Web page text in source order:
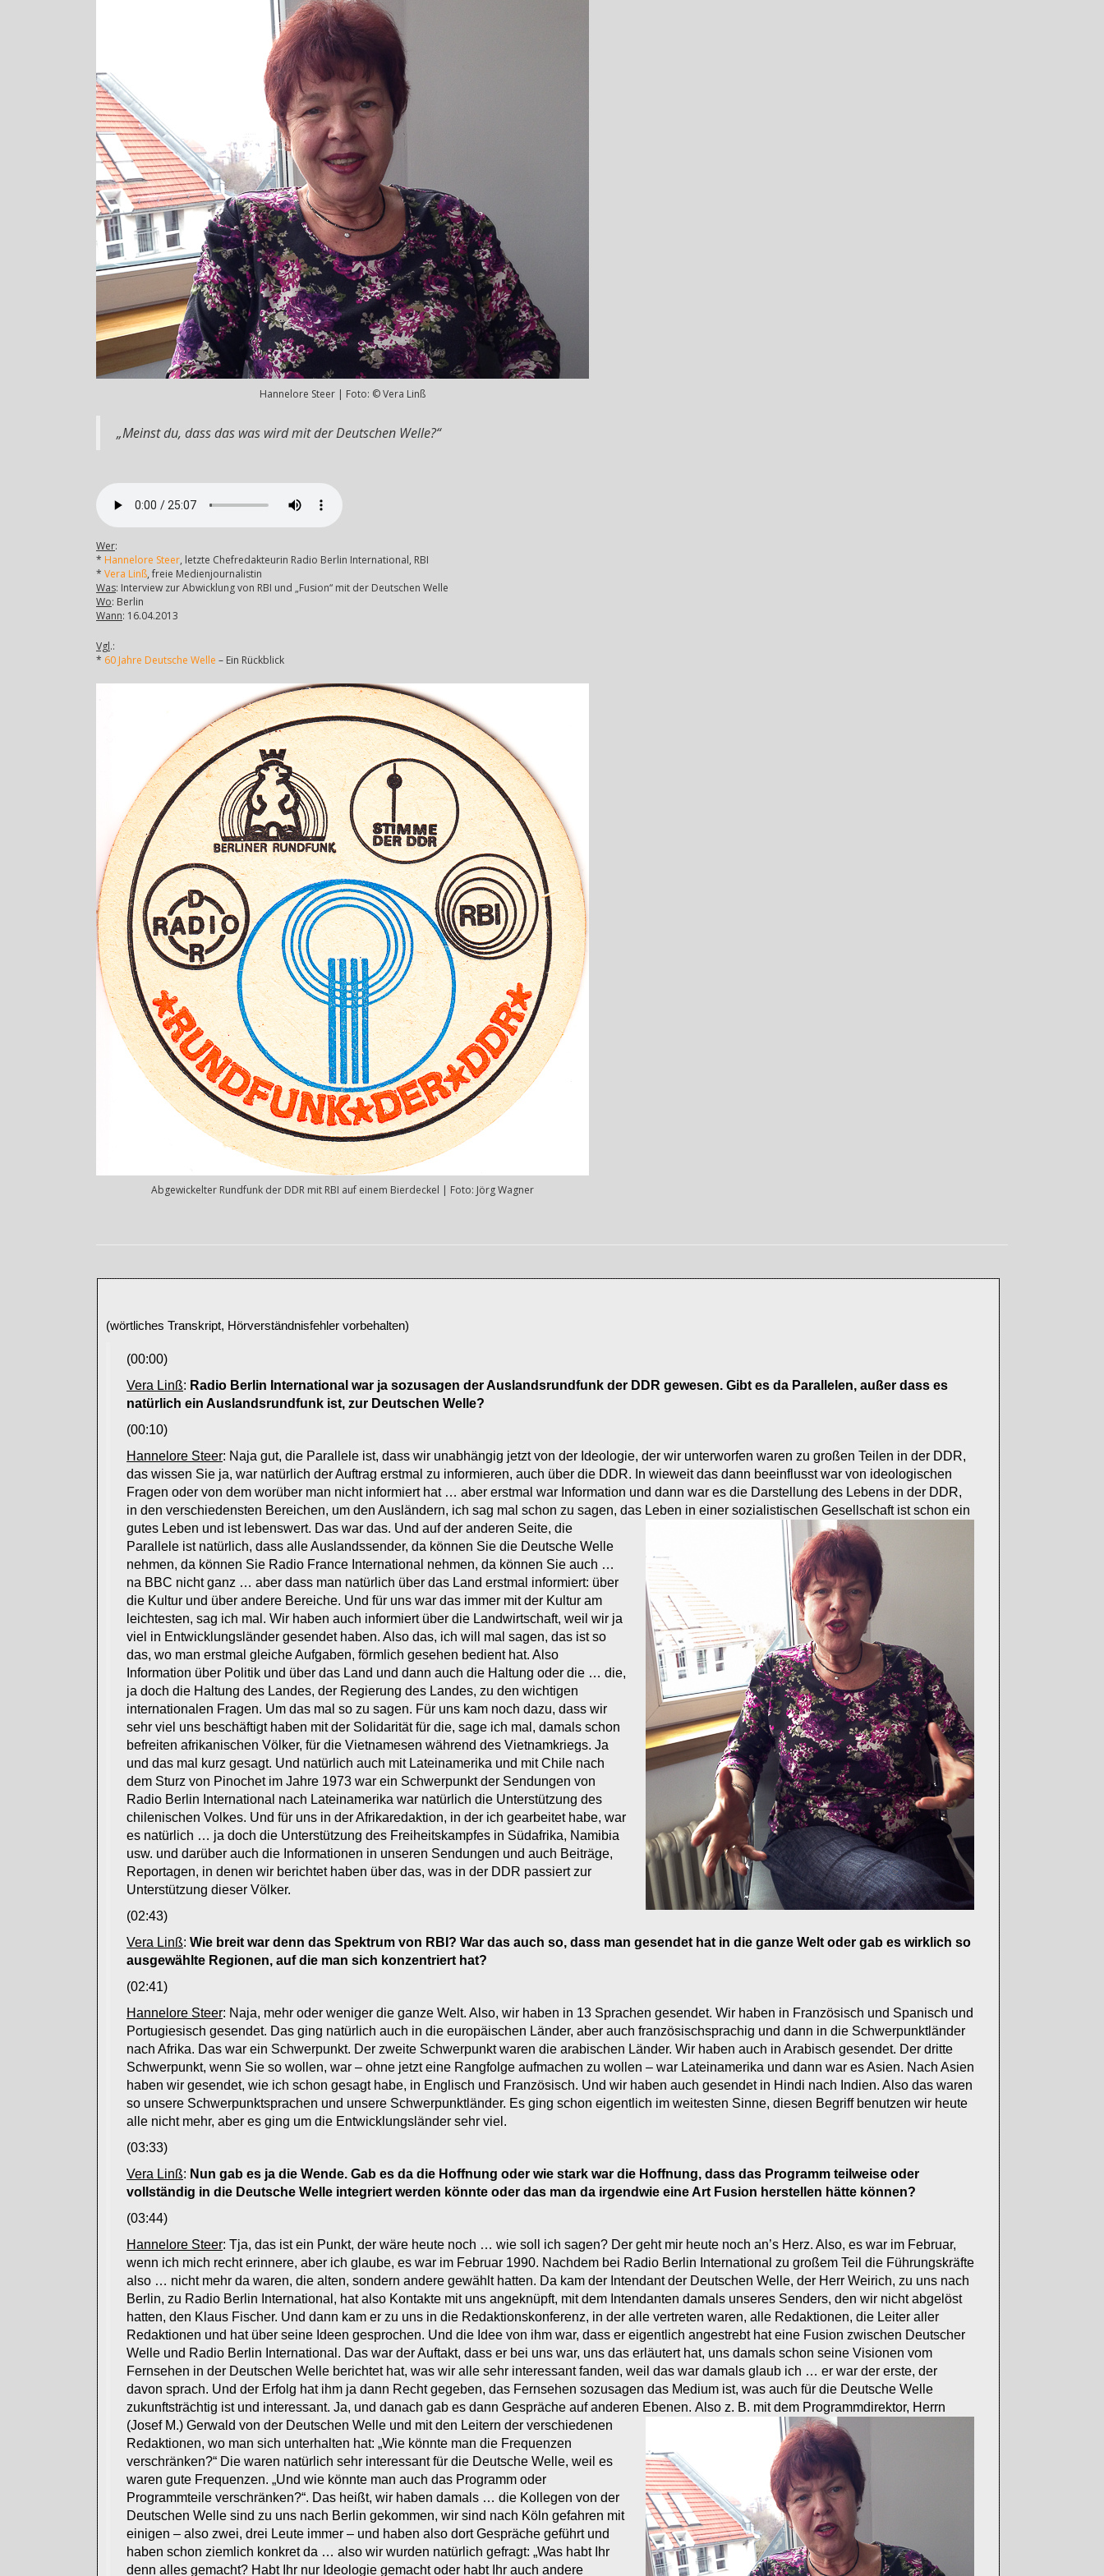
Hannelore Steer | Foto: © Vera Linß
„Meinst du, dass das was wird mit der Deutschen Welle?“
Wer:
* Hannelore Steer, letzte Chefredakteurin Radio Berlin International, RBI
* Vera Linß, freie Medienjournalistin
Was: Interview zur Abwicklung von RBI und „Fusion“ mit der Deutschen Welle
Wo: Berlin
Wann: 16.04.2013
Vgl.:
* 60 Jahre Deutsche Welle – Ein Rückblick
Abgewickelter Rundfunk der DDR mit RBI auf einem Bierdeckel | Foto: Jörg Wagner
(wörtliches Transkript, Hörverständnisfehler vorbehalten)
(00:00)
Vera Linß: Radio Berlin International war ja sozusagen der Auslandsrundfunk der DDR gewesen. Gibt es da Parallelen, außer dass es
natürlich ein Auslandsrundfunk ist, zur Deutschen Welle?
(00:10)
Hannelore Steer: Naja gut, die Parallele ist, dass wir unabhängig jetzt von der Ideologie, der wir unterworfen waren zu großen Teilen in der DDR,
das wissen Sie ja, war natürlich der Auftrag erstmal zu informieren, auch über die DDR. In wieweit das dann beeinflusst war von ideologischen
Fragen oder von dem worüber man nicht informiert hat … aber erstmal war Information und dann war es die Darstellung des Lebens in der DDR,
in den verschiedensten Bereichen, um den Ausländern, ich sag mal schon zu sagen, das Leben in einer sozialistischen Gesellschaft ist schon ein
gutes Leben und ist lebenswert. Das war das. Und auf der anderen Seite, die
Parallele ist natürlich, dass alle Auslandssender, da können Sie die Deutsche Welle
nehmen, da können Sie Radio France International nehmen, da können Sie auch …
na BBC nicht ganz … aber dass man natürlich über das Land erstmal informiert: über
die Kultur und über andere Bereiche. Und für uns war das immer mit der Kultur am
leichtesten, sag ich mal. Wir haben auch informiert über die Landwirtschaft, weil wir ja
viel in Entwicklungsländer gesendet haben. Also das, ich will mal sagen, das ist so
das, wo man erstmal gleiche Aufgaben, förmlich gesehen bedient hat. Also
Information über Politik und über das Land und dann auch die Haltung oder die … die,
ja doch die Haltung des Landes, der Regierung des Landes, zu den wichtigen
internationalen Fragen. Um das mal so zu sagen. Für uns kam noch dazu, dass wir
sehr viel uns beschäftigt haben mit der Solidarität für die, sage ich mal, damals schon
befreiten afrikanischen Völker, für die Vietnamesen während des Vietnamkriegs. Ja
und das mal kurz gesagt. Und natürlich auch mit Lateinamerika und mit Chile nach
dem Sturz von Pinochet im Jahre 1973 war ein Schwerpunkt der Sendungen von
Radio Berlin International nach Lateinamerika war natürlich die Unterstützung des
chilenischen Volkes. Und für uns in der Afrikaredaktion, in der ich gearbeitet habe, war
es natürlich … ja doch die Unterstützung des Freiheitskampfes in Südafrika, Namibia
usw. und darüber auch die Informationen in unseren Sendungen und auch Beiträge,
Reportagen, in denen wir berichtet haben über das, was in der DDR passiert zur
Unterstützung dieser Völker.
(02:43)
Vera Linß: Wie breit war denn das Spektrum von RBI? War das auch so, dass man gesendet hat in die ganze Welt oder gab es wirklich so
ausgewählte Regionen, auf die man sich konzentriert hat?
(02:41)
Hannelore Steer: Naja, mehr oder weniger die ganze Welt. Also, wir haben in 13 Sprachen gesendet. Wir haben in Französisch und Spanisch und
Portugiesisch gesendet. Das ging natürlich auch in die europäischen Länder, aber auch französischsprachig und dann in die Schwerpunktländer
nach Afrika. Das war ein Schwerpunkt. Der zweite Schwerpunkt waren die arabischen Länder. Wir haben auch in Arabisch gesendet. Der dritte
Schwerpunkt, wenn Sie so wollen, war – ohne jetzt eine Rangfolge aufmachen zu wollen – war Lateinamerika und dann war es Asien. Nach Asien
haben wir gesendet, wie ich schon gesagt habe, in Englisch und Französisch. Und wir haben auch gesendet in Hindi nach Indien. Also das waren
so unsere Schwerpunktsprachen und unsere Schwerpunktländer. Es ging schon eigentlich im weitesten Sinne, diesen Begriff benutzen wir heute
alle nicht mehr, aber es ging um die Entwicklungsländer sehr viel.
(03:33)
Vera Linß: Nun gab es ja die Wende. Gab es da die Hoffnung oder wie stark war die Hoffnung, dass das Programm teilweise oder
vollständig in die Deutsche Welle integriert werden könnte oder das man da irgendwie eine Art Fusion herstellen hätte können?
(03:44)
Hannelore Steer: Tja, das ist ein Punkt, der wäre heute noch … wie soll ich sagen? Der geht mir heute noch an’s Herz. Also, es war im Februar,
wenn ich mich recht erinnere, aber ich glaube, es war im Februar 1990. Nachdem bei Radio Berlin International zu großem Teil die Führungskräfte
also … nicht mehr da waren, die alten, sondern andere gewählt hatten. Da kam der Intendant der Deutschen Welle, der Herr Weirich, zu uns nach
Berlin, zu Radio Berlin International, hat also Kontakte mit uns angeknüpft, mit dem Intendanten damals unseres Senders, den wir nicht abgelöst
hatten, den Klaus Fischer. Und dann kam er zu uns in die Redaktionskonferenz, in der alle vertreten waren, alle Redaktionen, die Leiter aller
Redaktionen und hat über seine Ideen gesprochen. Und die Idee von ihm war, dass er eigentlich angestrebt hat eine Fusion zwischen Deutscher
Welle und Radio Berlin International. Das war der Auftakt, dass er bei uns war, uns das erläutert hat, uns damals schon seine Visionen vom
Fernsehen in der Deutschen Welle berichtet hat, was wir alle sehr interessant fanden, weil das war damals glaub ich … er war der erste, der
davon sprach. Und der Erfolg hat ihm ja dann Recht gegeben, das Fernsehen sozusagen das Medium ist, was auch für die Deutsche Welle
zukunftsträchtig ist und interessant. Ja, und danach gab es dann Gespräche auf anderen Ebenen. Also z. B. mit dem Programmdirektor, Herrn
(Josef M.) Gerwald von der Deutschen Welle und mit den Leitern der verschiedenen
Redaktionen, wo man sich unterhalten hat: „Wie könnte man die Frequenzen
verschränken?“ Die waren natürlich sehr interessant für die Deutsche Welle, weil es
waren gute Frequenzen. „Und wie könnte man auch das Programm oder
Programmteile verschränken?“. Das heißt, wir haben damals … die Kollegen von der
Deutschen Welle sind zu uns nach Berlin gekommen, wir sind nach Köln gefahren mit
einigen – also zwei, drei Leute immer – und haben also dort Gespräche geführt und
haben schon ziemlich konkret da … also wir wurden natürlich gefragt: „Was habt Ihr
denn alles gemacht? Habt Ihr nur Ideologie gemacht oder habt Ihr auch andere